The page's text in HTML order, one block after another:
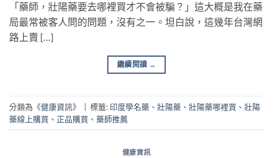
「藥師，壯陽藥要去哪裡買才不會被騙？」這大概是我在藥
局最常被客人問的問題，沒有之一。坦白說，這幾年台灣網
路上賣 […]
繼續閱讀 →
分類為《健康資訊》 標籤: 印度學名藥 、 壯陽藥 、 壯陽藥哪裡買 、 壯陽
藥線上購買 、 正品購買 、 藥師推薦
健康資訊